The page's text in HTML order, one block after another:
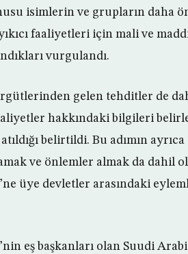
isimlerin ve grupların daha
faaliyetleri için mali ve
vurgulandı.
gelen tehditler de
hakkındaki bilgileri
belirtildi. Bu adımın
ve önlemler almak da dahil
üye devletler arasındaki
eş başkanları olan Suudi